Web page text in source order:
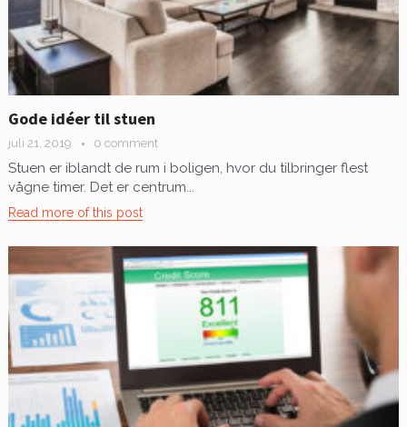
Gode idéer til stuen
juli 21, 2019 0 comment
Stuen er iblandt de rum i boligen, hvor du tilbringer flest
vågne timer. Det er centrum...
Read more of this post